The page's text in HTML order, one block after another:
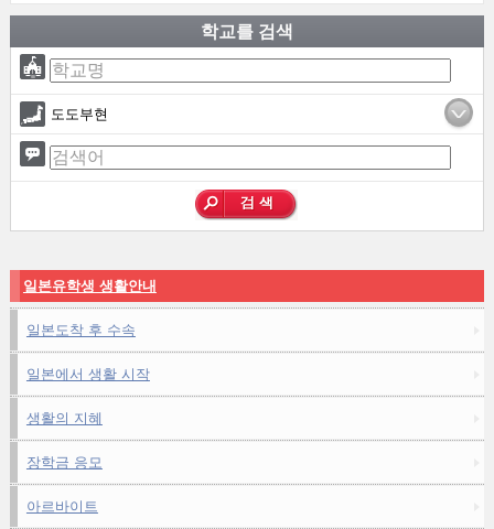
학교를 검색
도도부현
일본유학생 생활안내
일본도착 후 수속
일본에서 생활 시작
생활의 지혜
장학금 응모
아르바이트